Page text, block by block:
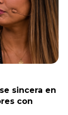
sincera en
con